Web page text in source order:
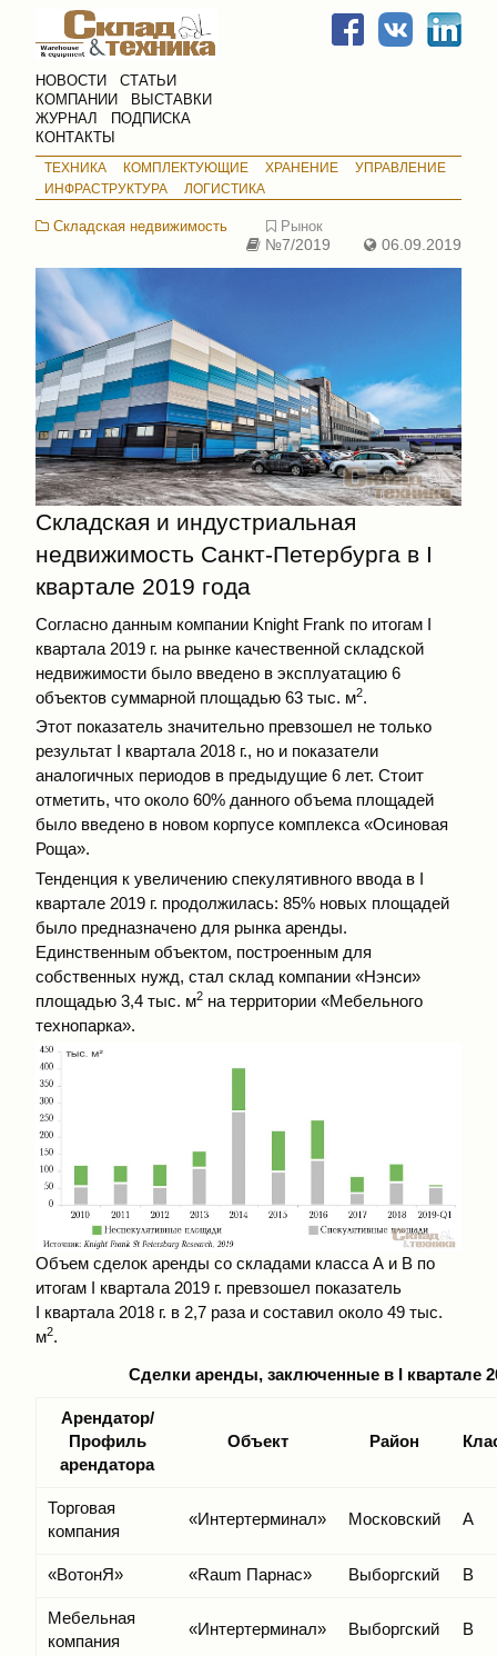
НОВОСТИ
СТАТЬИ
КОМПАНИИ
ВЫСТАВКИ
ЖУРНАЛ
ПОДПИСКА
КОНТАКТЫ
ТЕХНИКА КОМПЛЕКТУЮЩИЕ ХРАНЕНИЕ
УПРАВЛЕНИЕ
ИНФРАСТРУКТУРА
ЛОГИСТИКА
Складская недвижимость
Рынок
№7/2019
06.09.2019
Складская и индустриальная
недвижимость Санкт-Петербурга в I
квартале 2019 года
Согласно данным компании Knight Frank по итогам I
квартала 2019 г. на рынке качественной складской
недвижимости было введено в эксплуатацию 6
объектов суммарной площадью 63 тыс. м2.
Этот показатель значительно превзошел не только
результат I квартала 2018 г., но и показатели
аналогичных периодов в предыдущие 6 лет. Стоит
отметить, что около 60% данного объема площадей
было введено в новом корпусе комплекса «Осиновая
Роща».
Тенденция к увеличению спекулятивного ввода в I
квартале 2019 г. продолжилась: 85% новых площадей
было предназначено для рынка аренды.
Единственным объектом, построенным для
собственных нужд, стал склад компании «Нэнси»
площадью 3,4 тыс. м2 на территории «Мебельного
технопарка».
Объем сделок аренды со складами класса А и B по
итогам I квартала 2019 г. превзошел показатель
I квартала 2018 г. в 2,7 раза и составил около 49 тыс.
м2.
Сделки аренды, заключенные в I квартале
Арендатор/
Профиль
арендатора
Объект Район
Торговая
компания
«Интертерминал» Московский A
«ВотонЯ» «Raum Парнас» Выборгский B
Мебельная
компания
«Интертерминал» Выборгский B